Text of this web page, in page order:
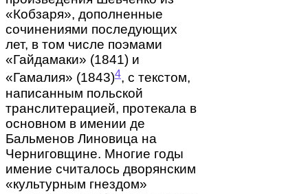
«Кобзаря», дополненные
сочинениями последующих
лет, в том числе поэмами
«Гайдамаки» (1841) и
«Гамалия» (1843)4, с текстом,
написанным польской
транслитерацией, протекала в
основном в имении де
Бальменов Линовица на
Черниговщине. Многие годы
имение считалось дворянским
«культурным гнездом»